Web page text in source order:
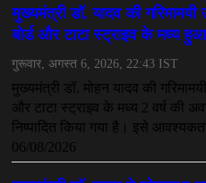
महादेव ऐप केस में बड़ा
July
तीजन बाई को याद करेगा
July